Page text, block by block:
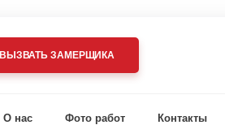
ВЫЗВАТЬ ЗАМЕРЩИКА
О нас Фото работ Контакты